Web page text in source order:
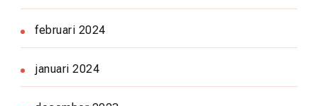
februari 2024
januari 2024